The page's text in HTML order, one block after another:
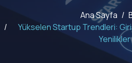
Ana Sayfa
Yükselen Startup Trendleri:
Yenilikler